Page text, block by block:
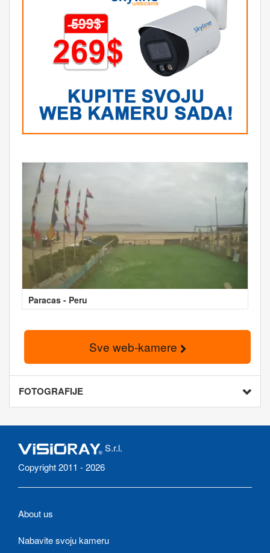
Paracas - Peru
Sve web-kamere
FOTOGRAFIJE
S.r.l.
Copyright 2011 - 2026
About us
Nabavite svoju kameru